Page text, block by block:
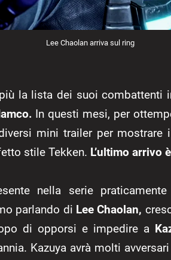
Lee Chaolan arriva sul ring
la lista dei suoi combattenti
In questi mesi, per
mini trailer per mostrare
stile Tekken. L’ultimo arrivo
nella serie
parlando di Lee Chaolan,
di opporsi e impedire a
Kazuya avrà molti